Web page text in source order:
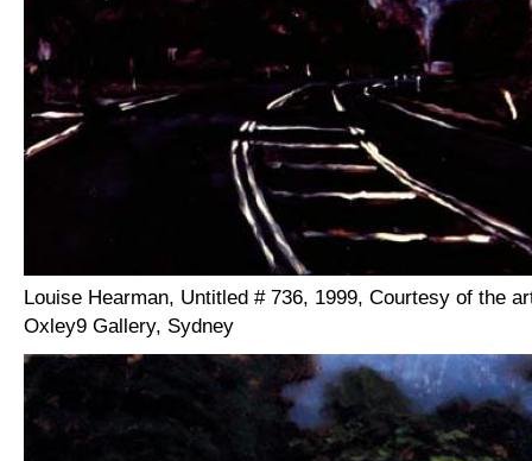
Louise Hearman, Untitled # 736, 1999, Courtesy of the
Oxley9 Gallery, Sydney